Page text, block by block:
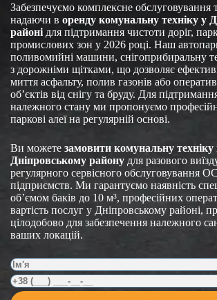
Забезпечуємо комплексне обслуговування
надаючи в оренду комунальну техніку у
районі для підтримання чистоти доріг,
промислових зон у 2026 році. Наш
поливомийні машини, снігоприбиральну
з дорожніми щітками, що дозволяє
миття асфальту, полив газонів або
об’єктів від снігу та бруду. Для
належного стану ми пропонуємо
паркові алеї на регулярній основі.
Ви можете замовити комунальну техніку
Дніпровському району для разового
регулярного сервісного обслуговування
підприємств. Ми гарантуємо наявність
об’ємом баків до 10 м³, професійних
вартість послуг у Дніпровському районі,
цілодобово для забезпечення належного
ваших локацій.